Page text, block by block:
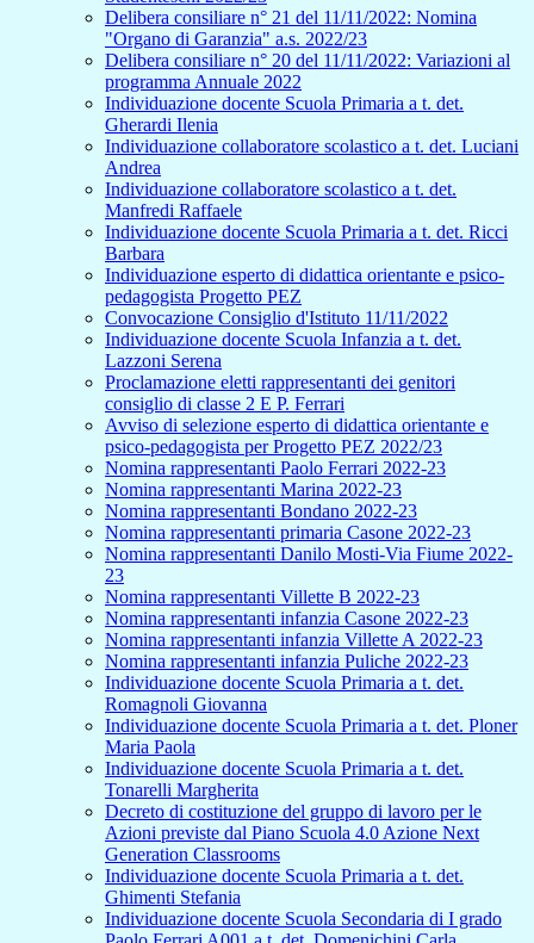
Delibera consiliare n° 21 del 11/11/2022: Nomina
"Organo di Garanzia" a.s. 2022/23
Delibera consiliare n° 20 del 11/11/2022: Variazioni al
programma Annuale 2022
Individuazione docente Scuola Primaria a t. det.
Gherardi Ilenia
Individuazione collaboratore scolastico a t. det. Luciani
Andrea
Individuazione collaboratore scolastico a t. det.
Manfredi Raffaele
Individuazione docente Scuola Primaria a t. det. Ricci
Barbara
Individuazione esperto di didattica orientante e psico-
pedagogista Progetto PEZ
Convocazione Consiglio d'Istituto 11/11/2022
Individuazione docente Scuola Infanzia a t. det.
Lazzoni Serena
Proclamazione eletti rappresentanti dei genitori
consiglio di classe 2 E P. Ferrari
Avviso di selezione esperto di didattica orientante e
psico-pedagogista per Progetto PEZ 2022/23
Nomina rappresentanti Paolo Ferrari 2022-23
Nomina rappresentanti Marina 2022-23
Nomina rappresentanti Bondano 2022-23
Nomina rappresentanti primaria Casone 2022-23
Nomina rappresentanti Danilo Mosti-Via Fiume 2022-
23
Nomina rappresentanti Villette B 2022-23
Nomina rappresentanti infanzia Casone 2022-23
Nomina rappresentanti infanzia Villette A 2022-23
Nomina rappresentanti infanzia Puliche 2022-23
Individuazione docente Scuola Primaria a t. det.
Romagnoli Giovanna
Individuazione docente Scuola Primaria a t. det. Ploner
Maria Paola
Individuazione docente Scuola Primaria a t. det.
Tonarelli Margherita
Decreto di costituzione del gruppo di lavoro per le
Azioni previste dal Piano Scuola 4.0 Azione Next
Generation Classrooms
Individuazione docente Scuola Primaria a t. det.
Ghimenti Stefania
Individuazione docente Scuola Secondaria di I grado